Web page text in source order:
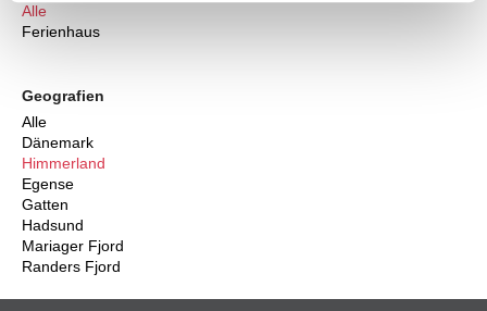
Alle
Ferienhaus
Geografien
Alle
Dänemark
Himmerland
Egense
Gatten
Hadsund
Mariager Fjord
Randers Fjord